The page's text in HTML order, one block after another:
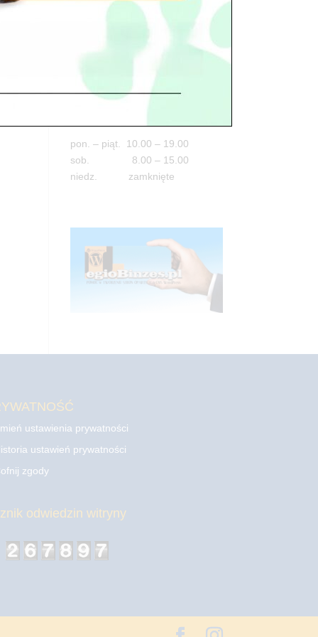
05-100 Nowy Dwór Mazowiecki
tel. 503 900 215
pon. – piąt. 10.00 – 19.00
sob. 8.00 – 15.00
niedz. zamknięte
ustawienia prywatności
ustawień prywatności
zgody
odwiedzin witryny